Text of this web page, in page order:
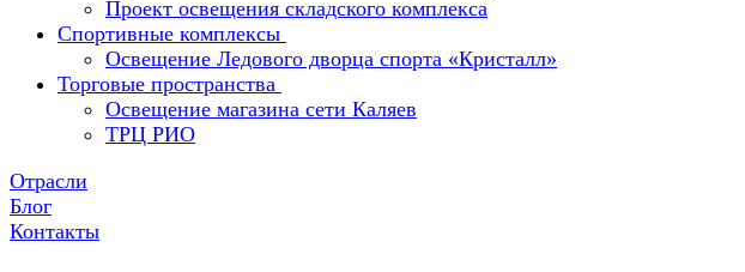
Проект освещения складского комплекса
Спортивные комплексы
Освещение Ледового дворца спорта «Кристалл»
Торговые пространства
Освещение магазина сети Каляев
ТРЦ РИО
Отрасли
Блог
Контакты